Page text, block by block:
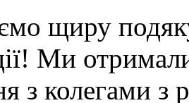
щиру
Ми
з колегами з